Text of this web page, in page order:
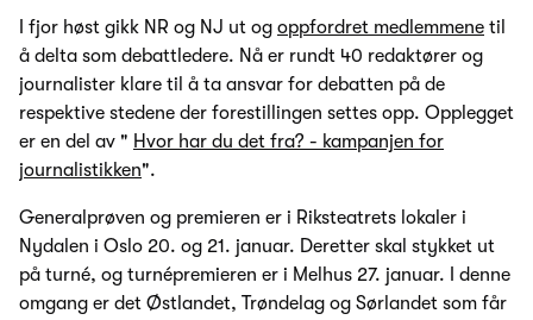
I fjor høst gikk NR og NJ ut og oppfordret medlemmene til
å delta som debattledere. Nå er rundt 40 redaktører og
journalister klare til å ta ansvar for debatten på de
respektive stedene der forestillingen settes opp. Opplegget
er en del av " Hvor har du det fra? - kampanjen for
journalistikken".
Generalprøven og premieren er i Riksteatrets lokaler i
Nydalen i Oslo 20. og 21. januar. Deretter skal stykket ut
på turné, og turnépremieren er i Melhus 27. januar. I denne
omgang er det Østlandet, Trøndelag og Sørlandet som får